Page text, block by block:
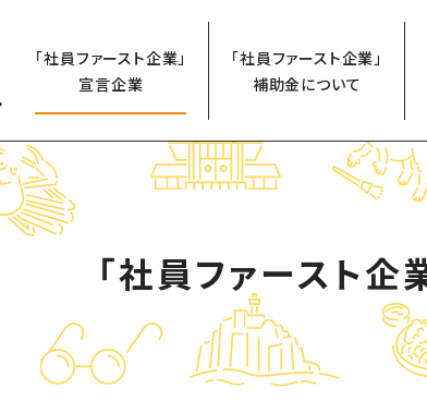
「社員ファースト企業」
宣言企業
「社員ファースト企業」
補助金について
「社員ファースト企